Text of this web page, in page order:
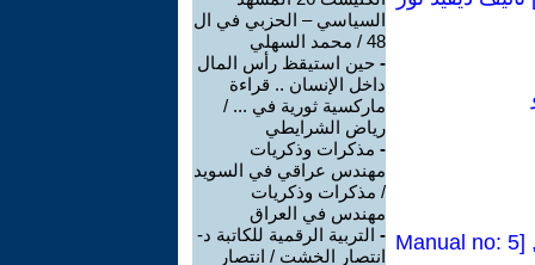
كراسات شيوعية(الأممية الرابعة والموقف من الحرب ) ليون تروتسكي(1934), [Manual no: 5
السياسي – الحزبي في ال
48 / محمد السهلي
- حين استيقظ رأس المال
داخل الإنسان .. قراءة
ماركسية ثورية في ... /
رياض الشرايطي
- مذكرات وذكريات
مهندس عراقي في السويد
/ مذكرات وذكريات
مهندس في العراق
- التربية الرقمية للكاتبة د-
انتصار الخشت / انتصار